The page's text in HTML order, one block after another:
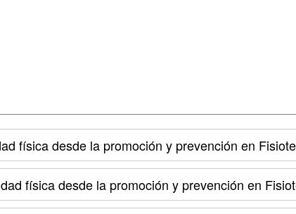
física desde la promoción y prevención en
física desde la promoción y prevención en